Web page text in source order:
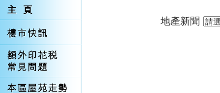
地產新聞